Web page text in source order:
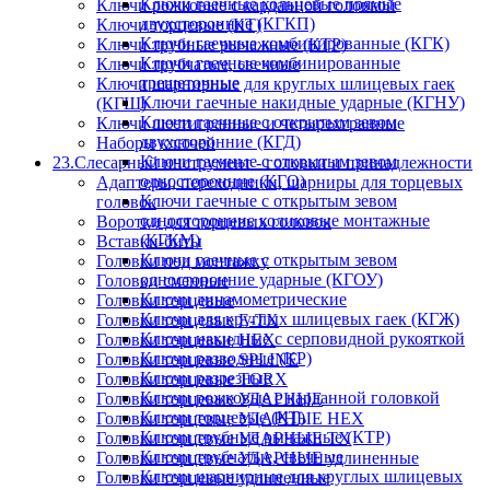
Ключи рожковые с карданной головкой
Ключи торцевые (КТ)
Ключи трубные рычажные (КТР)
Ключи трубчатые, свечные
Ключи шарнирные для круглых шлицевых гаек
(КГШ)
Ключи шестигранные и четырехгранные
Наборы ключей
23.Слесарный инструмент - головки и принадлежности
Адаптеры, переходники, шарниры для торцевых
головок
Воротки для торцевых головок
Вставки-биты
Головки под монтажку
Головки сменные
Головки торцевые
Головки торцевые E-TX
Головки торцевые HEX
Головки торцевые SPLINE
Головки торцевые TORX
Головки торцевые УДАРНЫЕ
Головки торцевые УДАРНЫЕ HEX
Головки торцевые УДАРНЫЕ TX
Головки торцевые УДАРНЫЕ удлиненные
Головки торцевые удлиненные
Ключи гаечные кольцевые прямые
двухсторонние (КГКП)
Ключи гаечные комбинированные (КГК)
Ключи гаечные комбинированные
трещеточные
Ключи гаечные накидные ударные (КГНУ)
Ключи гаечные с открытым зевом
двухсторонние (КГД)
Ключи гаечные с открытым зевом
односторонние (КГО)
Ключи гаечные с открытым зевом
односторонние коликовые монтажные
(КГКМ)
Ключи гаечные с открытым зевом
односторонние ударные (КГОУ)
Ключи динамометрические
Ключи для круглых шлицевых гаек (КГЖ)
Ключи накидные с серповидной рукояткой
Ключи разводные (КР)
Ключи разрезные
Ключи рожковые с карданной головкой
Ключи торцевые (КТ)
Ключи трубные рычажные (КТР)
Ключи трубчатые, свечные
Ключи шарнирные для круглых шлицевых